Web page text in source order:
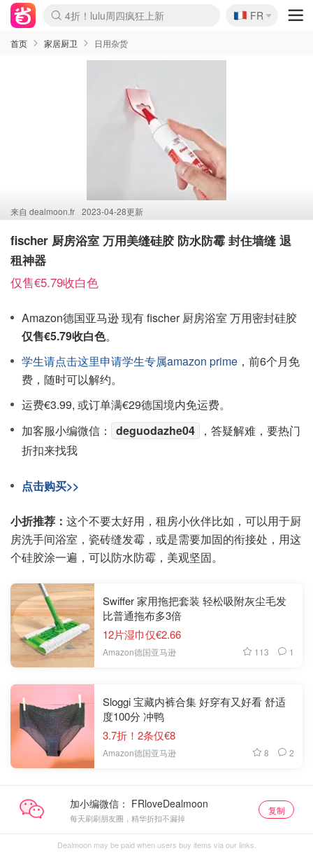
Boticinal 夏促开抢！
4折！lulu周四疯狂上新
还没结束！&OtherStories大促
Joybuy变相75折 随时失效
速领！Stanley独家85折
疑似霸哥！Camper额外叠85折
Zalando 奥莱闪促！每日更新
Moncler反季囤！5折起+叠9折
Coach Brooklyn仅€192
🇫🇷
FR
首页 家居厨卫 日用杂货
来自 dealmoon.fr 2023-04-28更新
fischer 厨房浴室 万用美缝硅胶 防水防霉 封住墙缝 退
租神器
仅售€5.79收白色
Amazon德国亚马逊 现有 fischer 厨房浴室 万用密封硅胶
仅售€5.79收白色。
学生请点击这里申请学生专属amazon prime ，前6个月免
费，随时可以解约。
运费€3.99, 或订单满€29德国境内免运费。
加客服小编微信：
deguodazhe04
，答疑解难，要热门
折扣来找我
点击购买>>
小折推荐： 这个不要太好用，租房小伙伴比如，可以用于厨
房洗手间浴室，瓷砖缝发霉，或是需要加固的衔接处，用这
个硅胶涂一遍，可以防水防霉，美观坚固。
Swiffer 家用拖把套装 轻松吸附灰尘毛发
比普通拖布多3倍
12片湿巾仅€2.66
Amazon德国亚马逊 113 1
Sloggi 宝藏内裤合集 好穿有又好看 舒适
度100分 冲鸭
3.7折！2条仅€8
Amazon德国亚马逊 8 2
加小编微信：
每天刷刷朋友圈，精华折扣不漏掉
复制
Dealmoon may be paid when users buy items via our links.